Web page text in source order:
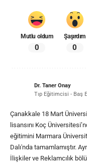
Mutlu oldum
0
Şaşırdım
0
Dr. Taner Onay
Tıp Eğitimcisi - Baş
Çanakkale 18 Mart
lisansını Koç
eğitimini Marmara
Dalı'nda tamamlamıştır.
İlişkiler ve Reklamcılık